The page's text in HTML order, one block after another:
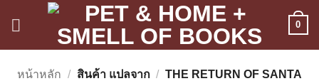
0
หน้าหลัก / สินค้า แปลจาก / THE RETURN OF SANTA